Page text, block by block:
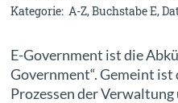
Kategorie:A-Z,Buchstabe E,
E-Government ist die
Government“. Gemeint
Prozessen der